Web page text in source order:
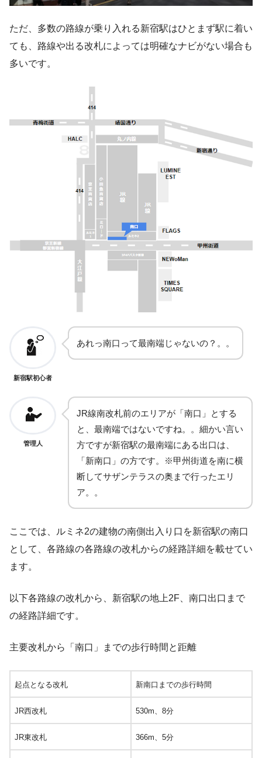
ただ、多数の路線が乗り入れる新宿駅はひとまず駅に着い
ても、路線や出る改札によっては明確なナビがない場合も
多いです。
新宿駅初心者
あれっ南口って最南端じゃないの？。。
管理人
JR線南改札前のエリアが「南口」とする
と、最南端ではないですね。。細かい言い
方ですが新宿駅の最南端にある出口は、
「新南口」の方です。※甲州街道を南に横
断してサザンテラスの奥まで行ったエリ
ア。。
ここでは、ルミネ2の建物の南側出入り口を新宿駅の南口
として、各路線の各路線の改札からの経路詳細を載せてい
ます。
以下各路線の改札から、新宿駅の地上2F、南口出口まで
の経路詳細です。
主要改札から「南口」までの歩行時間と距離
起点となる改札 新南口までの歩行時間
JR西改札 530m、8分
JR東改札 366m、5分